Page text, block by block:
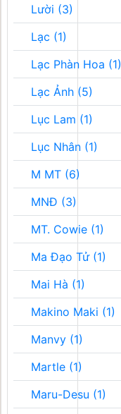
Lười (3)
Lạc (1)
Lạc Phàn Hoa (1)
Lạc Ảnh (5)
Lục Lam (1)
Lục Nhân (1)
M MT (6)
MNĐ (3)
MT. Cowie (1)
Ma Đạo Tử (1)
Mai Hà (1)
Makino Maki (1)
Manvy (1)
Martle (1)
Maru-Desu (1)